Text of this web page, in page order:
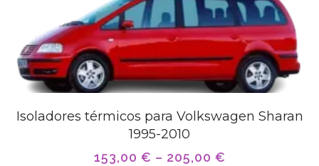
Isoladores térmicos para Volkswagen Sharan
1995-2010
153,00 € – 205,00 €